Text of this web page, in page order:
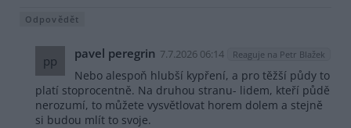
Odpovědět
pp pavel peregrin 7.7.2026 06:14 Reaguje na Petr Blažek
Nebo alespoň hlubší kypření, a pro těžší půdy to
platí stoprocentně. Na druhou stranu- lidem, kteří půdě
nerozumí, to můžete vysvětlovat horem dolem a stejně
si budou mlít to svoje.